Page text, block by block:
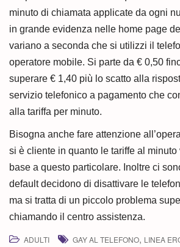
minuto di chiamata applicate da ogni
in grande evidenza nelle home page
variano a seconda che si utilizzi il
operatore mobile. Si parte da € 0,50
superare € 1,40 più lo scatto alla
servizio telefonico a pagamento che
alla tariffa per minuto.
Bisogna anche fare attenzione
si è cliente in quanto le tariffe al
base a questo particolare. Inoltre ci
default decidono di disattivare le
ma si tratta di un piccolo problema
chiamando il centro assistenza.
ADULTI GAY AL TELEFONO, LINEA